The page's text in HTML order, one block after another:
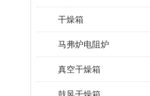
干燥箱
马弗炉电阻炉
真空干燥箱